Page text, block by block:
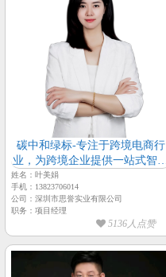
碳中和绿标-专注于跨境电商行
业，为跨境企业提供一站式智慧
解决方案【思誉-项目经理-叶美
姓名：叶美娟
手机：13823706014
公司：深圳市思誉实业有限公司
职务：项目经理
5136人点赞